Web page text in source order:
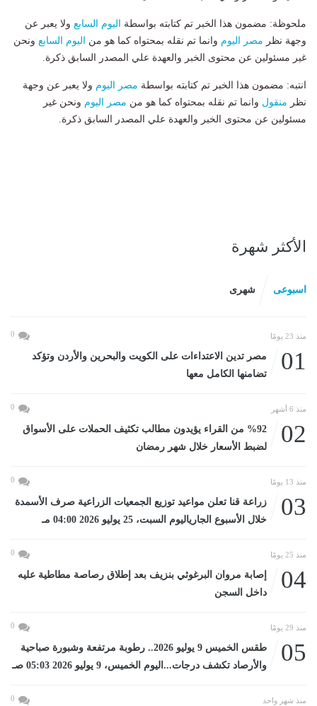
ملحوظة: مضمون هذا الخبر تم كتابته بواسطة اليوم السابع ولا يعبر عن
وجهة نظر مصر اليوم وانما تم نقله بمحتواه كما هو من اليوم السابع ونحن
غير مسئولين عن محتوى الخبر والعهدة علي المصدر السابق ذكرة.
انتبه: مضمون هذا الخبر تم كتابته بواسطة مصر اليوم ولا يعبر عن وجهة
نظر منقول وانما تم نقله بمحتواه كما هو من مصر اليوم ونحن غير
مسئولين عن محتوى الخبر والعهدة علي المصدر السابق ذكرة.
الأكثر شهرة
اسبوعى شهرى
منذ 23 يومًا 0
01
مصر تدين الاعتداءات على الكويت والبحرين والأردن وتؤكد
تضامنها الكامل معها
منذ 6 أشهر 0
02
%92 من القراء يؤيدون مطالب تكثيف الحملات على الأسواق
لضبط الأسعار خلال شهر رمضان
منذ 13 يومًا 0
03
زراعة قنا تعلن مواعيد توزيع الجمعيات الزراعية صرف الأسمدة
خلال الأسبوع الجارياليوم السبت، 25 يوليو 2026 04:00 مـ
منذ 25 يومًا 0
04
إصابة مروان البرغوثي بنزيف بعد إطلاق رصاصة مطاطية عليه
داخل السجن
منذ 29 يومًا 0
05
طقس الخميس 9 يوليو 2026.. رطوبة مرتفعة وشبورة صباحية
والأرصاد تكشف درجات...اليوم الخميس، 9 يوليو 2026 05:03 صـ
منذ شهر واحد 0